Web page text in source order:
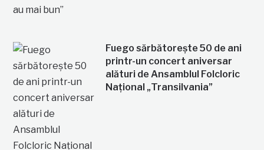
Fuego sărbătorește 50 de ani
printr-un concert aniversar
alături de Ansamblul Folcloric
Național „Transilvania”